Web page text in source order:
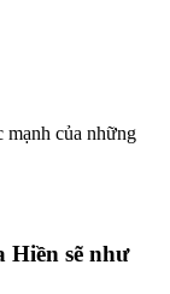
mạnh của những
Hiền sẽ như